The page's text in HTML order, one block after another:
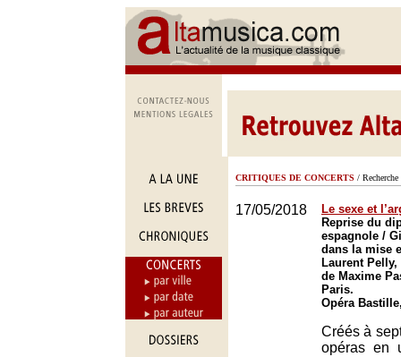
CRITIQUES DE CONCERTS / Recherche
17/05/2018
Le sexe et
Reprise du
espagnole /
dans la mise
Laurent
de Maxime
Paris.
Opéra
Créés à
opéras en